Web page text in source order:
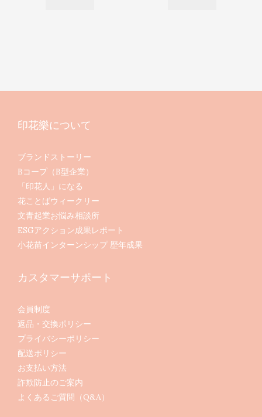
印花樂について
ブランドストーリー
Bコープ（B型企業）
「印花人」になる
花ことばウィークリー
文青起業お悩み相談所
ESGアクション成果レポート
小花苗インターンシップ 歴年成果
カスタマーサポート
会員制度
返品・交換ポリシー
プライバシーポリシー
配送ポリシー
お支払い方法
詐欺防止のご案内
よくあるご質問（Q&A）